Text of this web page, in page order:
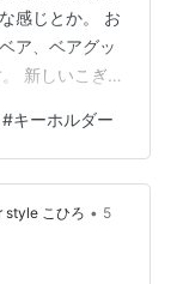
感じとか。 お
ア、ベアグッ
新しいこぎん
ッキーなどお
これを選びま
がら刺してい
ですが目数が
ることもある
#キーホルダー
style こひろ • 5